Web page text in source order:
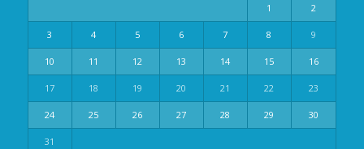
1 2
3 4 5 6 7 8 9
10 11 12 13 14 15 16
17 18 19 20 21 22 23
24 25 26 27 28 29 30
31